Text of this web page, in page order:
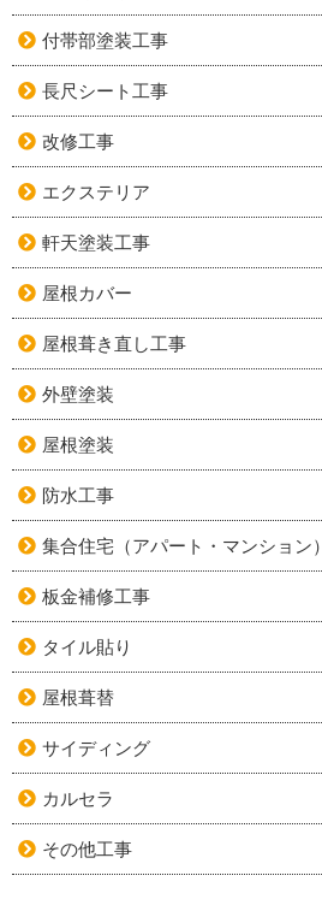
付帯部塗装工事
長尺シート工事
改修工事
エクステリア
軒天塗装工事
屋根カバー
屋根葺き直し工事
外壁塗装
屋根塗装
防水工事
集合住宅（アパート・マンション）
板金補修工事
タイル貼り
屋根葺替
サイディング
カルセラ
その他工事